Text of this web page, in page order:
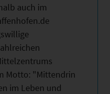
auch im
Motto: "Mittendrin
im Leben und